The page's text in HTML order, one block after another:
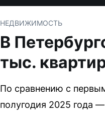
НЕДВИЖИМОСТЬ
В
тыс.
По сравнению с
полугодия 2025 года